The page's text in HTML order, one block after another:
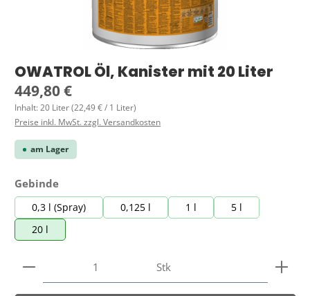
OWATROL Öl, Kanister mit 20 Liter
Regulärer Preis:
449,80 €
Inhalt:20 Liter(22,49 € / 1 Liter)
Preise inkl. MwSt. zzgl. Versandkosten
am Lager
Gebindeauswählen
0,3 l (Spray) 0,125 l 1 l
5 l
20 l
Produkt Anzahl: Gib den gewünschten Wert ein
Stk